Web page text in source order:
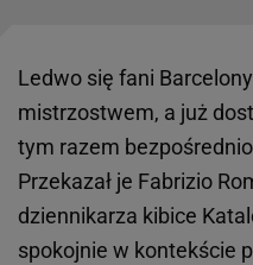
Ledwo się fani
mistrzostwem, a już
tym razem
Przekazał je Fabrizio
dziennikarza kibice
spokojnie w kontekście